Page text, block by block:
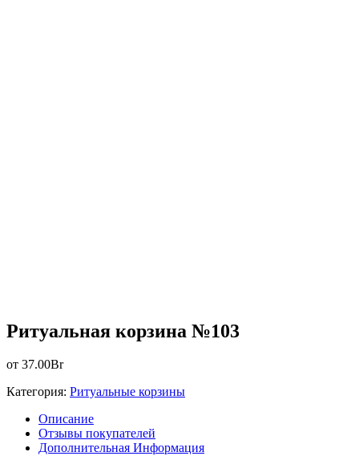
Ритуальная корзина №103
от 37.00Br
Категория: Ритуальные корзины
Описание
Отзывы покупателей
Дополнительная Информация